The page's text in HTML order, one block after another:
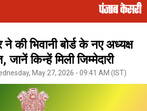
ने की भिवानी बोर्ड के नए अध्यक्ष
जानें किन्हें मिली जिम्मेदारी
May 27, 2026 - 09:41 AM (IST)